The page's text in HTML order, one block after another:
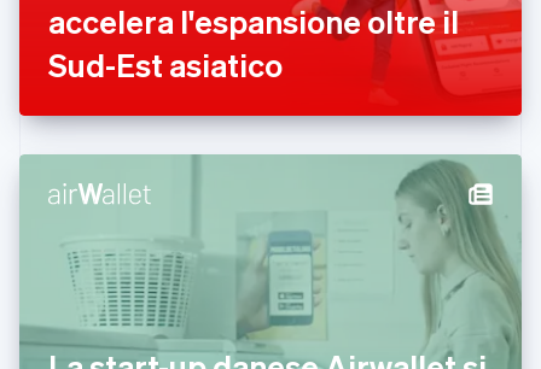
accelera l'espansione oltre il
Sud-Est asiatico
Finlandia
Francia
Germania
日本語 English
Gibilterra
Grecia
English
India
English
Irlanda